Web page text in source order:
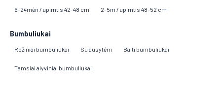
6-24mėn / apimtis 42-48 cm 2-5m / apimtis 48-52 cm
Bumbuliukai
Rožiniai bumbuliukai Su ausytėm Balti bumbuliukai
Tamsiai alyviniai bumbuliukai